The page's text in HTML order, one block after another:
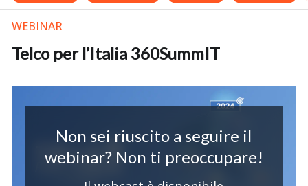
WEBINAR
Telco per l’Italia 360SummIT
Non sei riuscito a seguire il
webinar? Non ti preoccupare!